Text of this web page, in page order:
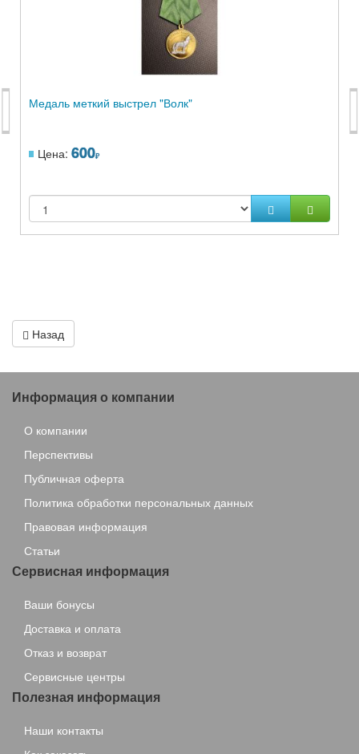
Медаль меткий выстрел "Волк"
Цена: 600
Назад
Информация о компании
О компании
Перспективы
Публичная оферта
Политика обработки персональных данных
Правовая информация
Статьи
Сервисная информация
Ваши бонусы
Доставка и оплата
Отказ и возврат
Сервисные центры
Полезная информация
Наши контакты